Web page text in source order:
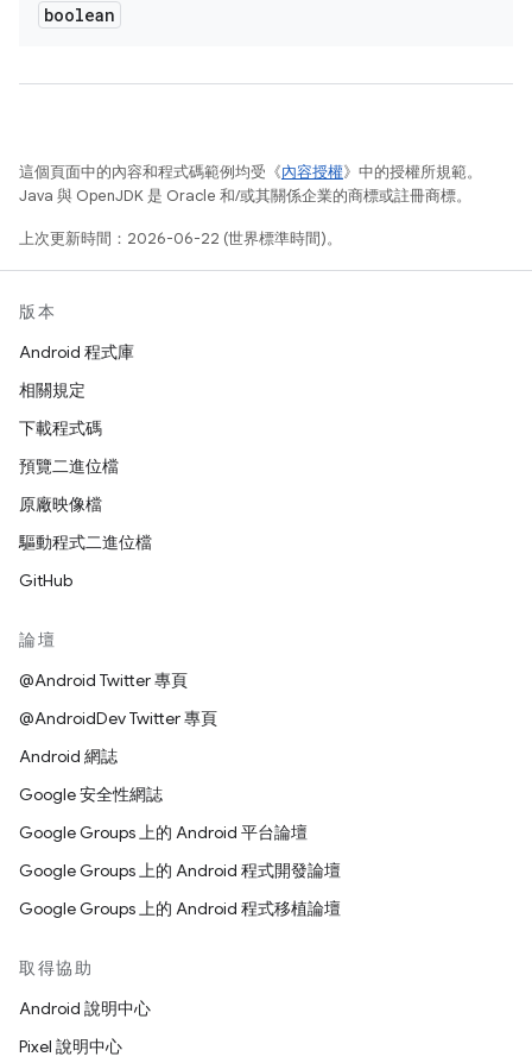
boolean
這個頁面中的內容和程式碼範例均受《內容授權》中的授權所規範。
Java 與 OpenJDK 是 Oracle 和/或其關係企業的商標或註冊商標。
上次更新時間：2026-06-22 (世界標準時間)。
版本
Android 程式庫
相關規定
下載程式碼
預覽二進位檔
原廠映像檔
驅動程式二進位檔
GitHub
論壇
@Android Twitter 專頁
@AndroidDev Twitter 專頁
Android 網誌
Google 安全性網誌
Google Groups 上的 Android 平台論壇
Google Groups 上的 Android 程式開發論壇
Google Groups 上的 Android 程式移植論壇
取得協助
Android 說明中心
Pixel 說明中心